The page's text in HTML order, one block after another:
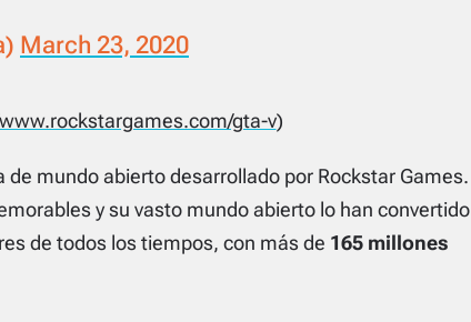
March 23, 2020
gta-v)
de mundo abierto desarrollado por Rockstar Games.
y su vasto mundo abierto lo han convertido
de todos los tiempos, con más de 165 millones